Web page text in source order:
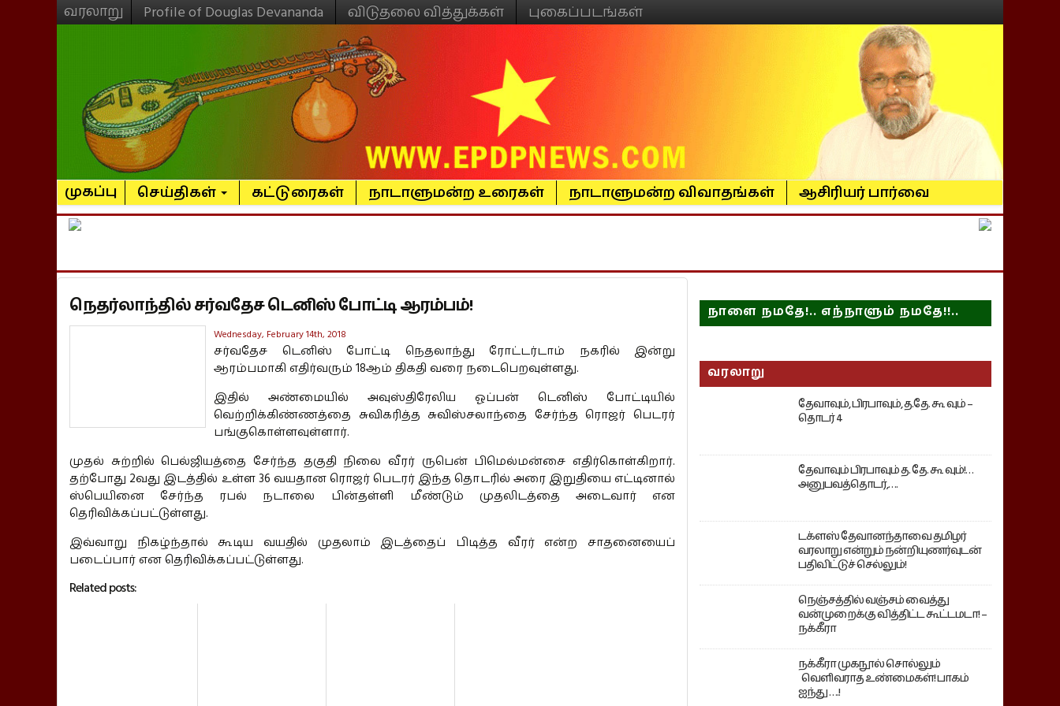
வரலாறு Profile of Douglas Devananda விடுதலை வித்துக்கள் புகைப்படங்கள்
முகப்பு செய்திகள் கட்டுரைகள் நாடாளுமன்ற உரைகள் நாடாளுமன்ற விவாதங்கள் ஆசிரியர் பார்வை
நெதர்லாந்தில் சர்வதேச டெனிஸ் போட்டி ஆரம்பம்!
Wednesday, February 14th, 2018
சர்வதேச டெனிஸ் போட்டி நெதலாந்து ரோட்டர்டாம் நகரில் இன்று
ஆரம்பமாகி எதிர்வரும் 18ஆம் திகதி வரை நடைபெறவுள்ளது.
இதில் அண்மையில் அவுஸ்திரேலிய ஓப்பன் டெனிஸ் போட்டியில்
வெற்றிக்கிண்ணத்தை சுவிகரித்த சுவிஸ்சலாந்தை சேர்ந்த ரொஜர் பெடரர்
பங்குகொள்ளவுள்ளார்.
முதல் சுற்றில் பெல்ஜியத்தை சேர்ந்த தகுதி நிலை வீரர் ருபென் பிமெல்மன்சை எதிர்கொள்கிறார்.
தற்போது 2வது இடத்தில் உள்ள 36 வயதான ரொஜர் பெடரர் இந்த தொடரில் அரை இறுதியை எட்டினால்
ஸ்பெயினை சேர்ந்த ரபல் நடாலை பின்தள்ளி மீண்டும் முதலிடத்தை அடைவார் என
தெரிவிக்கப்பட்டுள்ளது.
இவ்வாறு நிகழ்ந்தால் கூடிய வயதில் முதலாம் இடத்தைப் பிடித்த வீரர் என்ற சாதனையைப்
படைப்பார் என தெரிவிக்கப்பட்டுள்ளது.
Related posts:
நாளை நமதே!.. எந்நாளும் நமதே!!..
வரலாறு
தேவாவும், பிரபாவும், த.தே. கூ வும் –
தொடர் 4
தேவாவும் பிரபாவும் த. தே. கூ வும்!…
அனுபவத்தொடர்,….
டக்ளஸ் தேவானந்தாவை தமிழர்
வரலாறு என்றும் நன்றியுணர்வுடன்
பதிவிட்டுச் செல்லும்!
நெஞ்சத்தில் வஞ்சம் வைத்து
வன்முறைக்கு வித்திட்ட கூட்டமடா! –
நக்கீரா
நக்கீரா முகநூல் சொல்லும்
வெளிவராத உண்மைகள்! பாகம்
ஐந்து ….!